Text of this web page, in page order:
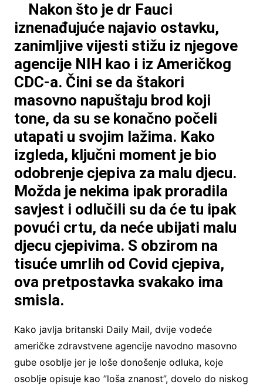
Nakon što je dr Fauci
iznenađujuće najavio ostavku,
zanimljive vijesti stižu iz njegove
agencije NIH kao i iz Američkog
CDC-a. Čini se da štakori
masovno napuštaju brod koji
tone, da su se konačno počeli
utapati u svojim lažima. Kako
izgleda, ključni moment je bio
odobrenje cjepiva za malu djecu.
Možda je nekima ipak proradila
savjest i odlučili su da će tu ipak
povući crtu, da neće ubijati malu
djecu cjepivima. S obzirom na
tisuće umrlih od Covid cjepiva,
ova pretpostavka svakako ima
smisla.
Kako javlja britanski Daily Mail, dvije vodeće
američke zdravstvene agencije navodno masovno
gube osoblje jer je loše donošenje odluka, koje
osoblje opisuje kao ”loša znanost”, dovelo do niskog